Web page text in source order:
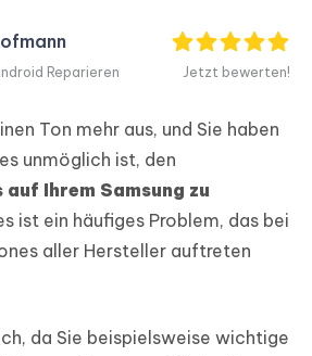
Neu
Reparieren Jetzt bewerten!
Ton mehr aus, und Sie haben
unmöglich ist, den
Ihrem Samsung zu
ist ein häufiges Problem, das bei
aller Hersteller auftreten
da Sie beispielsweise wichtige